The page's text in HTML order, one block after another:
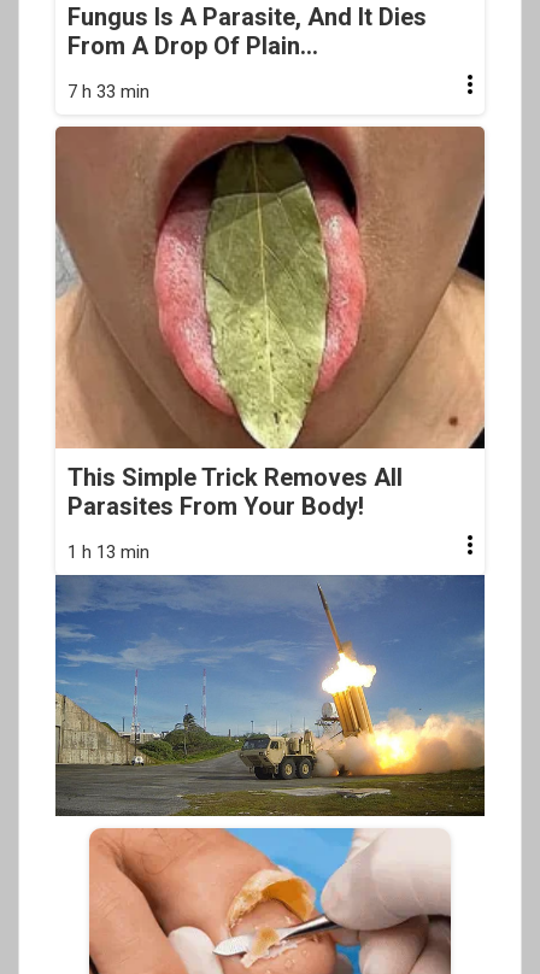
Fungus Is A Parasite, And It Dies
From A Drop Of Plain...
7 h 33 min
This Simple Trick Removes All
Parasites From Your Body!
1 h 13 min